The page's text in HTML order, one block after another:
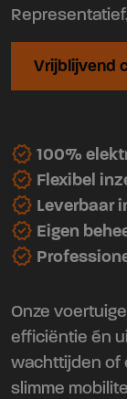
Vrijblijvend
verified 100%
verified Flexibel
verified Leverbaar
verified Eigen
verified
Onze
efficiëntie én
wachttijden of
slimme